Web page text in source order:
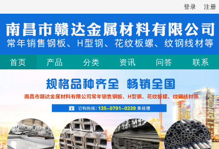
登录 注册
首页 产品 分类 资讯 问答 联系